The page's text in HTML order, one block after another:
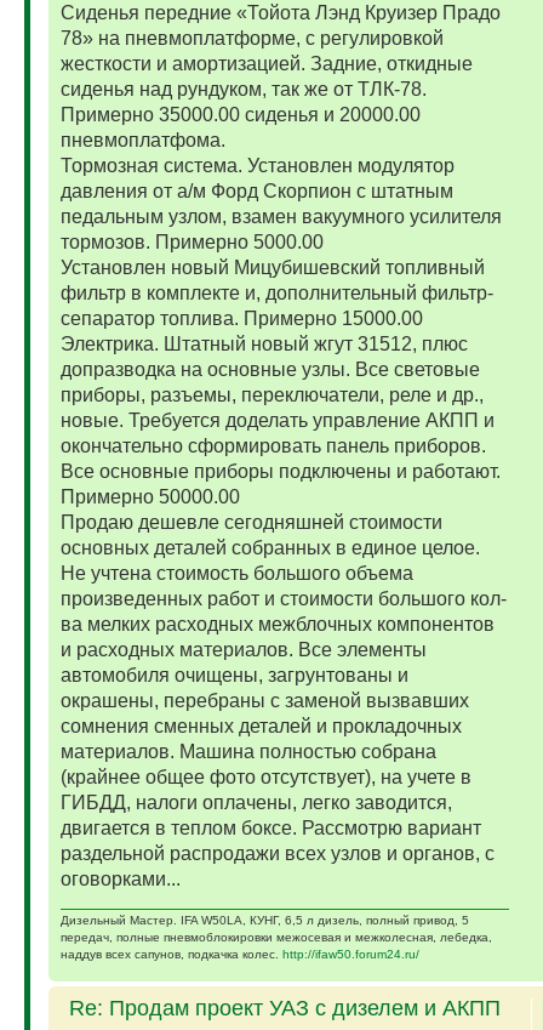
Сиденья передние «Тойота Лэнд Круизер Прадо
78» на пневмоплатформе, с регулировкой
жесткости и амортизацией. Задние, откидные
сиденья над рундуком, так же от ТЛК-78.
Примерно 35000.00 сиденья и 20000.00
пневмоплатфома.
Тормозная система. Установлен модулятор
давления от а/м Форд Скорпион с штатным
педальным узлом, взамен вакуумного усилителя
тормозов. Примерно 5000.00
Установлен новый Мицубишевский топливный
фильтр в комплекте и, дополнительный фильтр-
сепаратор топлива. Примерно 15000.00
Электрика. Штатный новый жгут 31512, плюс
допразводка на основные узлы. Все световые
приборы, разъемы, переключатели, реле и др.,
новые. Требуется доделать управление АКПП и
окончательно сформировать панель приборов.
Все основные приборы подключены и работают.
Примерно 50000.00
Продаю дешевле сегодняшней стоимости
основных деталей собранных в единое целое.
Не учтена стоимость большого объема
произведенных работ и стоимости большого кол-
ва мелких расходных межблочных компонентов
и расходных материалов. Все элементы
автомобиля очищены, загрунтованы и
окрашены, перебраны с заменой вызвавших
сомнения сменных деталей и прокладочных
материалов. Машина полностью собрана
(крайнее общее фото отсутствует), на учете в
ГИБДД, налоги оплачены, легко заводится,
двигается в теплом боксе. Рассмотрю вариант
раздельной распродажи всех узлов и органов, с
оговорками...
Дизельный Мастер. IFA W50LA, КУНГ, 6,5 л дизель, полный привод, 5
передач, полные пневмоблокировки межосевая и межколесная, лебедка,
наддув всех сапунов, подкачка колес. http://ifaw50.forum24.ru/
Re: Продам проект УАЗ с дизелем и АКПП